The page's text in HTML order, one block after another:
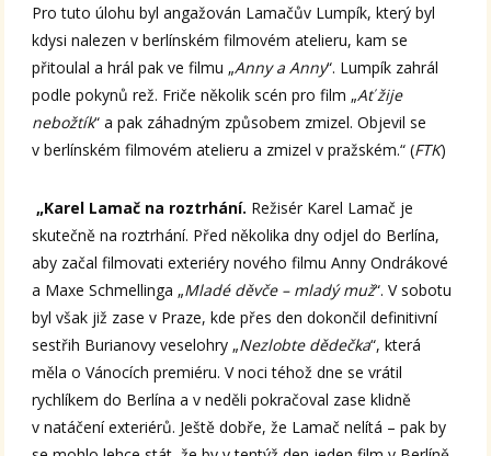
Pro tuto úlohu byl angažován Lamačův Lumpík, který byl
kdysi nalezen v berlínském filmovém atelieru, kam se
přitoulal a hrál pak ve filmu „Anny a Anny“. Lumpík zahrál
podle pokynů rež. Friče několik scén pro film „Ať žije
nebožtík“ a pak záhadným způsobem zmizel. Objevil se
v berlínském filmovém atelieru a zmizel v pražském.“ (FTK)
„Karel Lamač na roztrhání. Režisér Karel Lamač je
skutečně na roztrhání. Před několika dny odjel do Berlína,
aby začal filmovati exteriéry nového filmu Anny Ondrákové
a Maxe Schmellinga „Mladé děvče – mladý muž“. V sobotu
byl však již zase v Praze, kde přes den dokončil definitivní
sestřih Burianovy veselohry „Nezlobte dědečka“, která
měla o Vánocích premiéru. V noci téhož dne se vrátil
rychlíkem do Berlína a v neděli pokračoval zase klidně
v natáčení exteriérů. Ještě dobře, že Lamač nelítá – pak by